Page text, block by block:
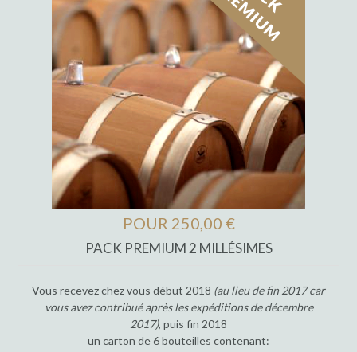
POUR 250,00 €
PACK PREMIUM 2 MILLÉSIMES
Vous recevez chez vous début 2018 (au lieu de fin 2017 car
vous avez contribué après les expéditions de décembre
2017), puis fin 2018
un carton de 6 bouteilles contenant: